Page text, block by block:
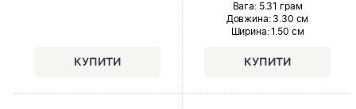
Вага: 5.31 грам
Довжина:3.30 см
Ширина: 1.50 см